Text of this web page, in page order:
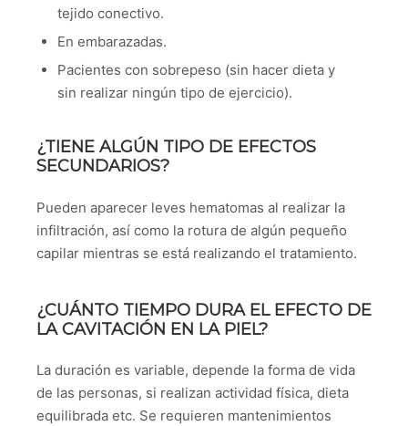
tejido conectivo.
En embarazadas.
Pacientes con sobrepeso (sin hacer dieta y
sin realizar ningún tipo de ejercicio).
¿TIENE ALGÚN TIPO DE EFECTOS
SECUNDARIOS?
Pueden aparecer leves hematomas al realizar la
infiltración, así como la rotura de algún pequeño
capilar mientras se está realizando el tratamiento.
¿CUÁNTO TIEMPO DURA EL EFECTO DE
LA CAVITACIÓN EN LA PIEL?
La duración es variable, depende la forma de vida
de las personas, si realizan actividad física, dieta
equilibrada etc. Se requieren mantenimientos